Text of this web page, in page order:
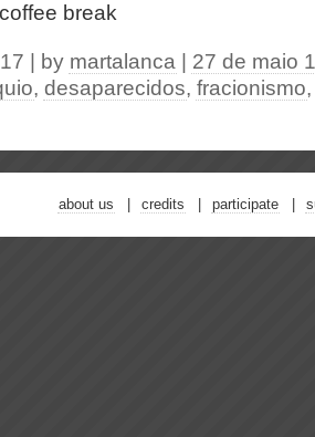
break
| by martalanca
27 de maio
, desaparecidos, fracionismo
about us credits participate